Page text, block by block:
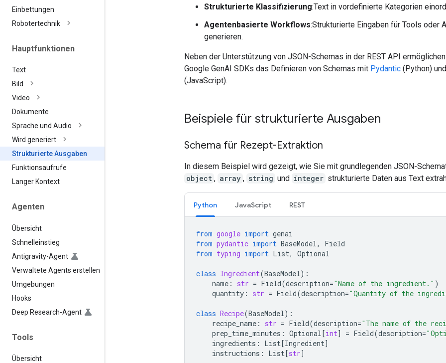
Einbettungen
Robotertechnik
Hauptfunktionen
Text
Bild
Video
Dokumente
Sprache und Audio
Wird generiert
Strukturierte Ausgaben
Funktionsaufrufe
Langer Kontext
Agenten
Übersicht
Schnelleinstieg
Antigravity-Agent
Verwaltete Agents erstellen
Umgebungen
Hooks
Deep Research-Agent
Tools
Übersicht
Strukturierte Klassifizierung:Text in vordefinierte Kategorien
Agentenbasierte Workflows:Strukturierte Eingaben für Tools oder
generieren.
Neben der Unterstützung von JSON-Schemas in der REST API
Google GenAI SDKs das Definieren von Schemas mit Pydantic (Python) und
(JavaScript).
Beispiele für strukturierte Ausgaben
Schema für Rezept-Extraktion
In diesem Beispiel wird gezeigt, wie Sie mit grundlegenden JSON-
object , array , string und integer strukturierte Daten aus Text
Python JavaScript REST
from google import genai
from pydantic import BaseModel,
Field
from typing import List, Optional
class Ingredient(BaseModel):
name : str = Field(description="Name of the ingredient." )
quantity : str = Field(description="Quantity of the
class Recipe(BaseModel):
recipe_name : str = Field(description="The name of the
prep_time_minutes : Optional[int] = Field(description=
ingredients : List[Ingredient]
instructions : List[str]